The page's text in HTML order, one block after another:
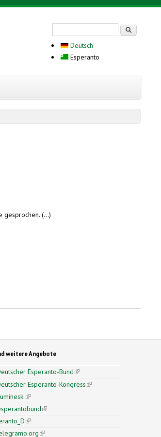
Deutsch
Esperanto
gesprochen. (...)
weitere Angebote
Esperanto-Bund(link is external)
Esperanto-Kongress(link is external)
(link is external)
(link is external)
(link is external)
(link is external)